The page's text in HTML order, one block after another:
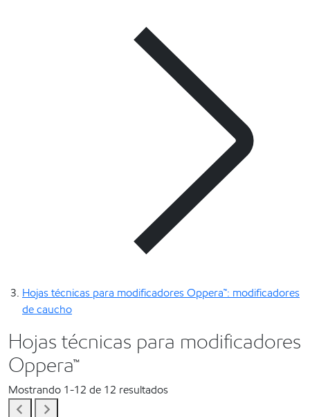
Hojas técnicas para modificadores Oppera™: modificadores
de caucho
Hojas técnicas para modificadores
Oppera™
Mostrando 1-12 de 12 resultados